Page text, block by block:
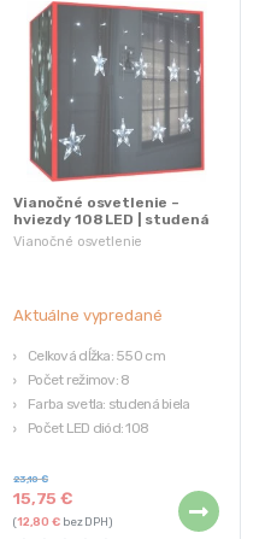
Vianočné osvetlenie
Vianočné osvetlenie –
hviezdy 108 LED | studená
biela
Aktuálne vypredané
Celková dĺžka: 550 cm
Počet režimov: 8
Farba svetla: studená biela
Počet LED diód: 108
15,75€
23,10€
(12,80€bez DPH)